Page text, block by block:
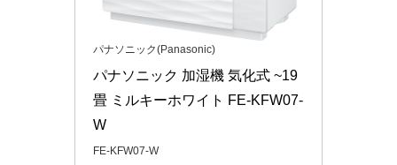
パナソニック(Panasonic)
パナソニック 加湿機 気化式 ~19
畳 ミルキーホワイト FE-KFW07-
W
FE-KFW07-W